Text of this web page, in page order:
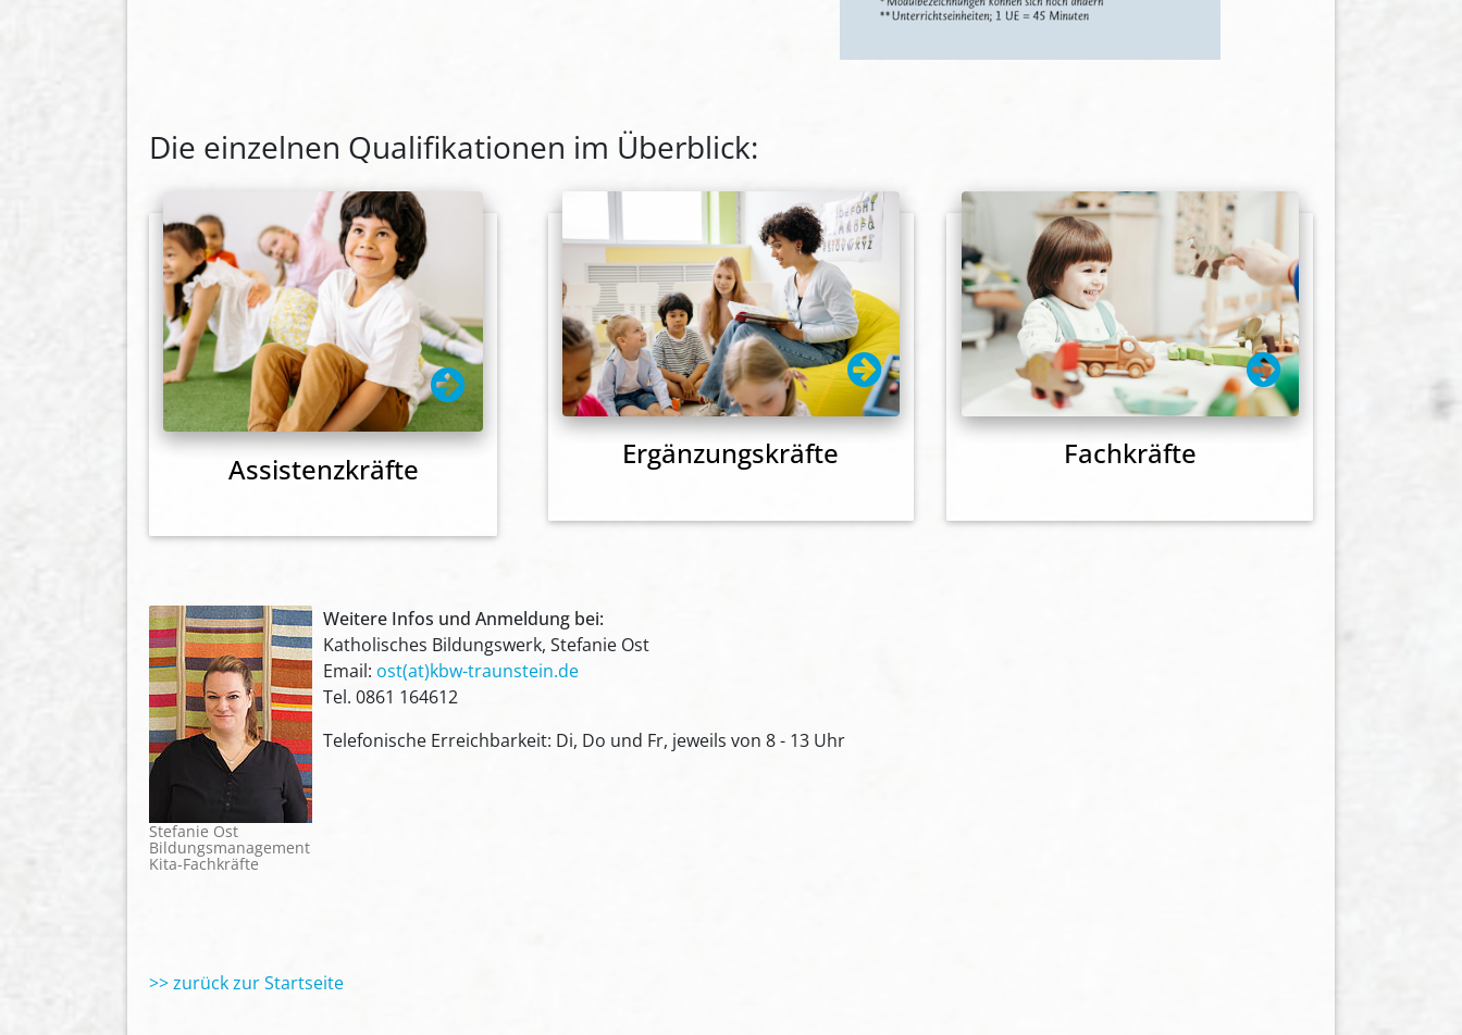
Die einzelnen Qualifikationen im Überblick:
Assistenzkräfte Ergänzungskräfte Fachkräfte
Stefanie Ost
Bildungsmanagement
Kita-Fachkräfte
Weitere Infos und Anmeldung bei:
Katholisches Bildungswerk, Stefanie Ost
Email: ost(at)kbw-traunstein.de
Tel. 0861 164612
Telefonische Erreichbarkeit: Di, Do und Fr, jeweils von 8 - 13 Uhr
>> zurück zur Startseite